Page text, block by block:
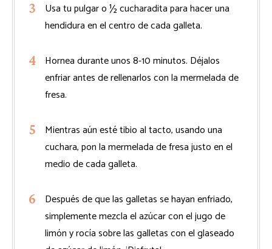
Usa tu pulgar o ½ cucharadita para hacer una
hendidura en el centro de cada galleta.
Hornea durante unos 8-10 minutos. Déjalos
enfriar antes de rellenarlos con la mermelada de
fresa.
Mientras aún esté tibio al tacto, usando una
cuchara, pon la mermelada de fresa justo en el
medio de cada galleta.
Después de que las galletas se hayan enfriado,
simplemente mezcla el azúcar con el jugo de
limón y rocía sobre las galletas con el glaseado